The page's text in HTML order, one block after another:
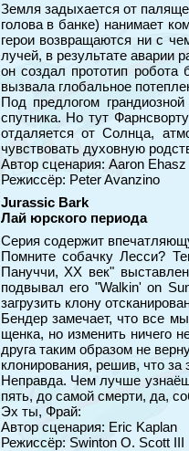
Земля задыхается от
голова в банке) нанимает
герои возвращаются ни с
лучей, в результате аварии
он создал прототип
вызвала глобальное
Под предлогом
спутника. Но тут
отдаляется от Солнца,
чувствовать духовную
Автор сценария: Aaron Ehasz
Режиссёр: Peter Avanzino
Jurassic Bark
Лай юрского периода
Серия содержит
Помните собачку Лесси?
Пануччи, ХХ век"
подвывал его "Walkin' on
загрузить клону
Бендер замечает, что все
щенка, но изменить ничего
друга таким образом не
клонирования, решив, что за
Неправда. Чем лучше
пять, до самой смерти, да,
Эх ты, Фрай:
Автор сценария: Eric Kaplan
Режиссёр: Swinton O. Scott III